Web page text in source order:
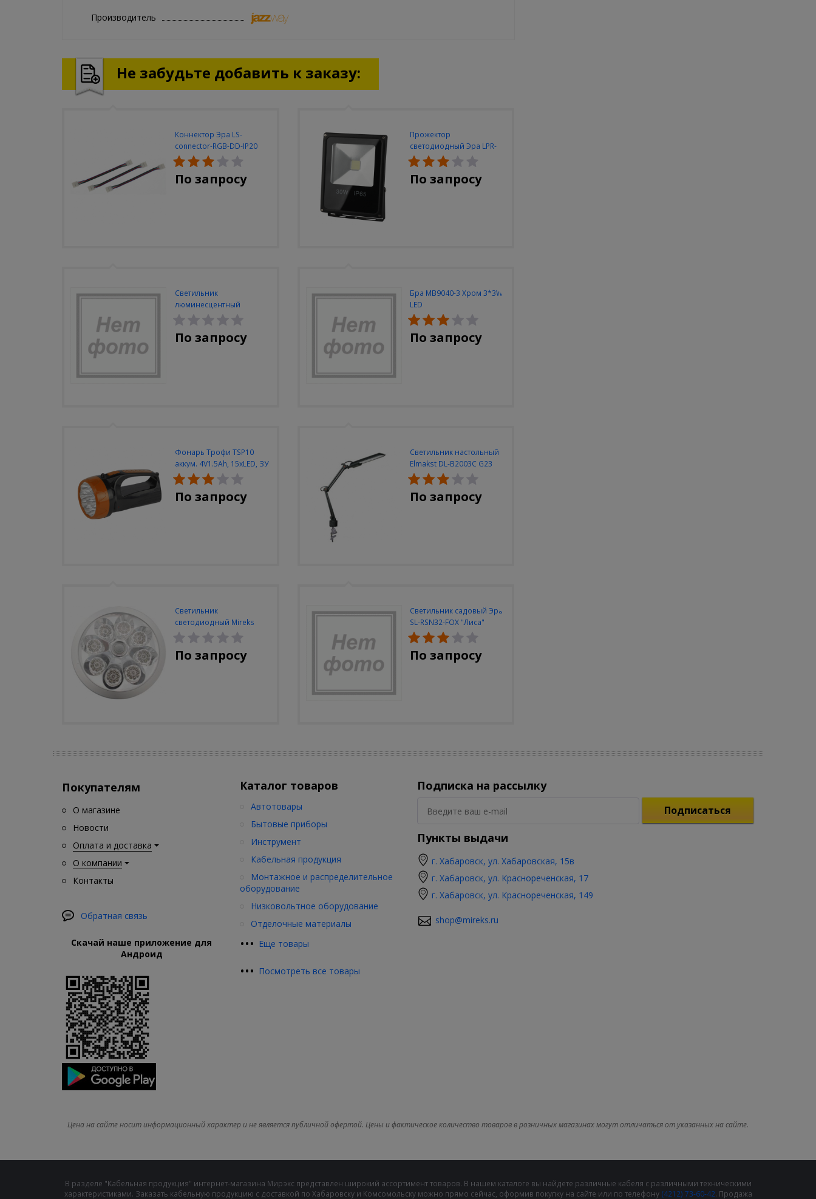
Производитель
Не забудьте добавить к заказу:
Коннектор Эра LS-
connector-RGB-DD-IP20
(3шт/уп)
По запросу
Прожектор
светодиодный Эра LPR-
30W-6500K-M
По запросу
Светильник
люминесцентный
Navigator NEL-A2-E130-T4-
840/WH
По запросу
Бра MB9040-3 Хром 3*3W
LED
По запросу
Фонарь Трофи TSP10
аккум. 4V1.5Ah, 15xLED, ЗУ
вилка 220V
По запросу
Светильник настольный
Elmakst DL-B2003C G23
черный струбцина
По запросу
Светильник
светодиодный Mireks
С-310-80-S (5W/4000-
5000K/500lm/датчик
движения)
По запросу
Светильник садовый Эра
SL-RSN32-FOX "Лиса"
солн.бат, полистоун,
цветной, 32 см
По запросу
Покупателям
О магазине
Новости
Оплата и доставка
О компании
Контакты
Обратная связь
Скачай наше приложение для
Андроид
Каталог товаров
••• Еще товары
Автотовары
Бытовые приборы
Инструмент
Кабельная продукция
Монтажное и распределительное
оборудование
Низковольтное оборудование
Отделочные материалы
••• Посмотреть все товары
Подписка на рассылку
Подписаться
Пункты выдачи
г. Хабаровск, ул. Хабаровская, 15в
г. Хабаровск, ул. Краснореченская, 17
г. Хабаровск, ул. Краснореченская, 149
shop@mireks.ru
Цена на сайте носит информационный характер и не является публичной офертой. Цены и фактическое количество товаров в розничных магазинах могут отличаться от указанных на сайте.
В разделе "Кабельная продукция" интернет-магазина Мирэкс представлен широкий ассортимент товаров. В нашем каталоге вы найдете различные кабеля с различными техническими
характеристиками. Заказать кабельную продукцию с доставкой по Хабаровску и Комсомольску можно прямо сейчас, оформив покупку на сайте или по телефону (4212) 73-60-42. Продажа